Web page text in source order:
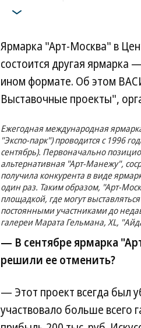
Ярмарка "Арт-Москва" в
состоится другая ярмарка
ином формате. Об этом
Выставочные проекты",
Ежегодная международная
"Экспо-парк") проводится с 1996
сентябрь). Первоначально
альтернативная "Арт-Манежу",
получила конкурента в виде
один раз. Таким образом, "Арт-
площадкой, где могут
постоянными участниками до
галереи Марата Гельмана, XL,
— В сентябре ярмарка
решили ее отменить?
— Этот проект всегда был
участвовало больше